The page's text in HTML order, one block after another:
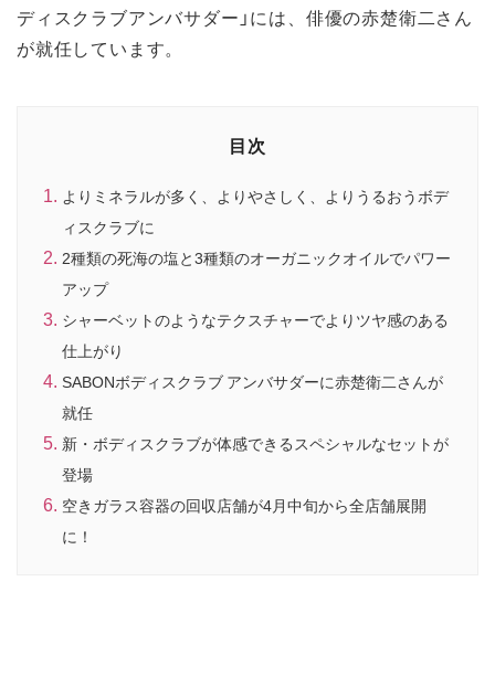
ディスクラブアンバサダー」には、俳優の赤楚衛二さん
が就任しています。
目次
よりミネラルが多く、よりやさしく、よりうるおうボデ
ィスクラブに
2種類の死海の塩と3種類のオーガニックオイルでパワー
アップ
シャーベットのようなテクスチャーでよりツヤ感のある
仕上がり
SABONボディスクラブ アンバサダーに赤楚衛二さんが
就任
新・ボディスクラブが体感できるスペシャルなセットが
登場
空きガラス容器の回収店舗が4月中旬から全店舗展開
に！